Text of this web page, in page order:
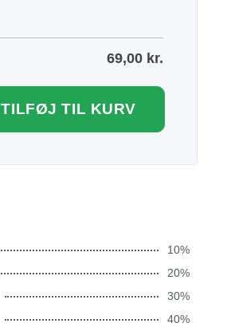
69,00 kr.
TILFØJ TIL KURV
10%
20%
30%
40%